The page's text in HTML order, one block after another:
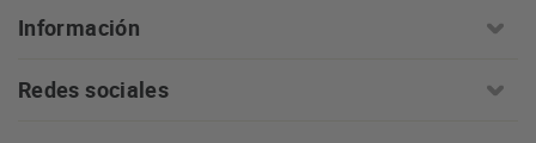
Información
Redes sociales